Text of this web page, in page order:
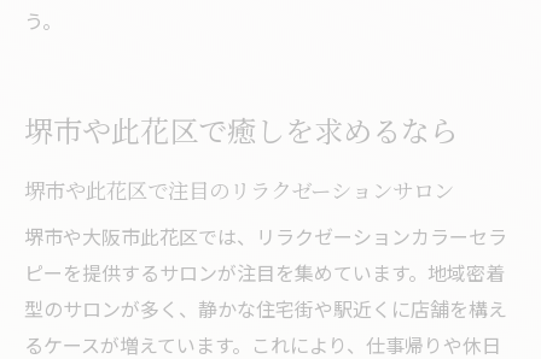
う。
堺市や此花区で癒しを求めるなら
堺市や此花区で注目のリラクゼーションサロン
堺市や大阪市此花区では、リラクゼーションカラーセラ
ピーを提供するサロンが注目を集めています。地域密着
型のサロンが多く、静かな住宅街や駅近くに店舗を構え
るケースが増えています。これにより、仕事帰りや休日